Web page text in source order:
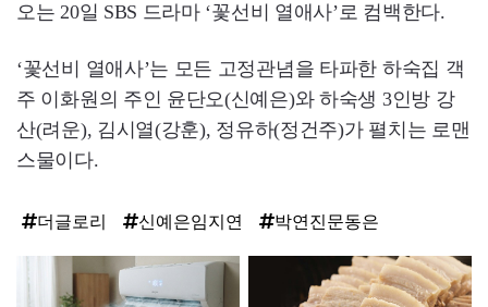
오는 20일 SBS 드라마 ‘꽃선비 열애사’로 컴백한다.
‘꽃선비 열애사’는 모든 고정관념을 타파한 하숙집 객
주 이화원의 주인 윤단오(신예은)와 하숙생 3인방 강
산(려운), 김시열(강훈), 정유하(정건주)가 펼치는 로맨
스물이다.
더글로리 신예은임지연 박연진문동은
라